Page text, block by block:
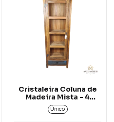
Cristaleira Coluna de
Madeira Mista - 4
Nichos e 1 Gaveta .
Único